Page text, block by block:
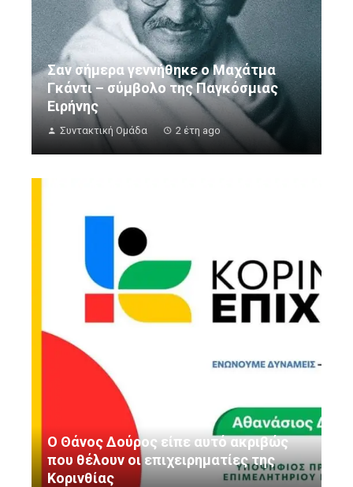
Σαν σήμερα γεννήθηκε ο Μαχάτμα
Γκάντι – σύμβολο της Παγκόσμιας
Ειρήνης
Συντακτική Ομάδα 2 έτη ago
Ο Θάνος Δούρος είπε αυτό ακριβώς
που θέλουν οι επιχειρηματίες της
Κορινθίας